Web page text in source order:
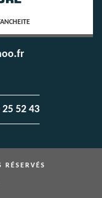
25 52 43